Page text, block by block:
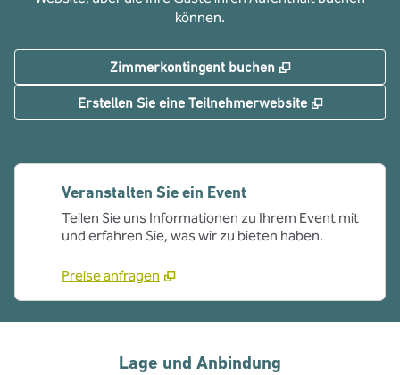
können.
Zimmerkontingent buchen ,
Erstellen Sie eine Teilnehmerwebsite ,
Veranstalten Sie ein Event
Teilen Sie uns Informationen zu Ihrem Event mit
und erfahren Sie, was wir zu bieten haben.
Preise anfragen
Lage und Anbindung